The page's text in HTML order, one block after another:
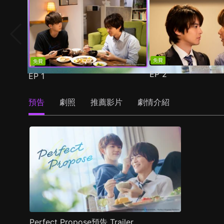
免費
EP1
免費
EP2
預告 劇照 推薦影片 劇情介紹
Perfect Propose預告 Trailer